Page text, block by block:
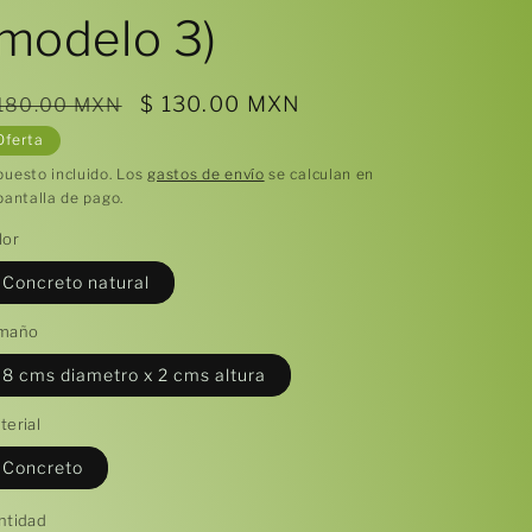
3)
MXN
Precio
oferta
$ 130.00 MXN
incluido. Los gastos de envío se calculan en
de pago.
Concreto natural
8 cms diametro x 2 cms altura
Concreto